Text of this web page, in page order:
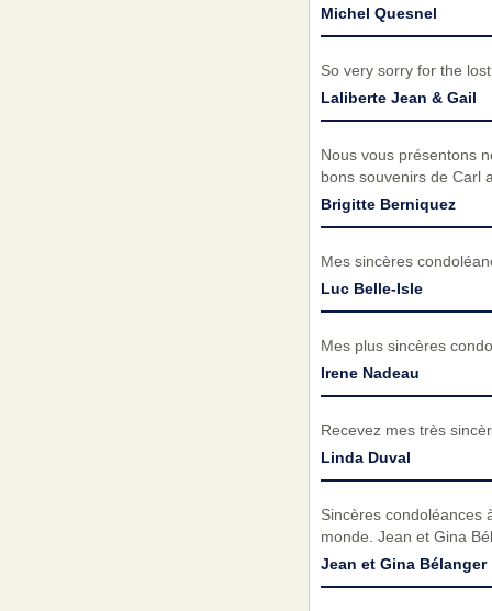
Michel Quesnel
So very sorry for the
Laliberte Jean & Gail
Nous vous présentons
bons souvenirs de Carl
Brigitte Berniquez
Mes sincères
Luc Belle-Isle
Mes plus sincères
Irene Nadeau
Recevez mes très
Linda Duval
Sincères condoléances
monde. Jean et Gina
Jean et Gina Bélanger